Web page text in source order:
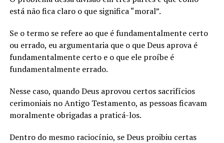
está não fica claro o que significa “moral”.
Se o termo se refere ao que é fundamentalmente certo
ou errado, eu argumentaria que o que Deus aprova é
fundamentalmente certo e o que ele proíbe é
fundamentalmente errado.
Nesse caso, quando Deus aprovou certos sacrifícios
cerimoniais no Antigo Testamento, as pessoas ficavam
moralmente obrigadas a praticá-los.
Dentro do mesmo raciocínio, se Deus proibiu certas